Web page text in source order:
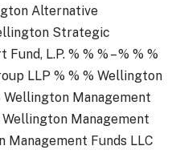
Alternative
Strategic
L.P. % % % – % % %
LLP % % % Wellington
Wellington Management
Wellington Management
Management Funds LLC